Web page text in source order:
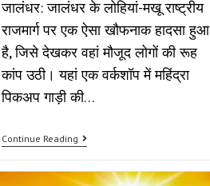
जालंधर: जालंधर के लोहियां-मखू राष्ट्रीय
राजमार्ग पर एक ऐसा खौफनाक हादसा हुआ
है, जिसे देखकर वहां मौजूद लोगों की रूह
कांप उठी। यहां एक वर्कशॉप में महिंद्रा
पिकअप गाड़ी की…
Continue Reading